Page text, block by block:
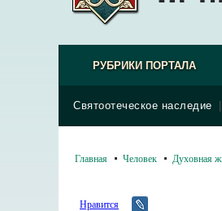
РУБРИКИ ПОРТАЛА
Святоотеческое наследие
Главная Человек Духовная
Нравится